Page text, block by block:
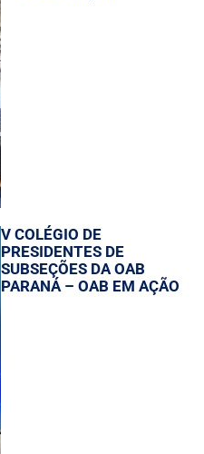
V COLÉGIO DE
PRESIDENTES DE
SUBSEÇÕES DA OAB
PARANÁ – OAB EM AÇÃO